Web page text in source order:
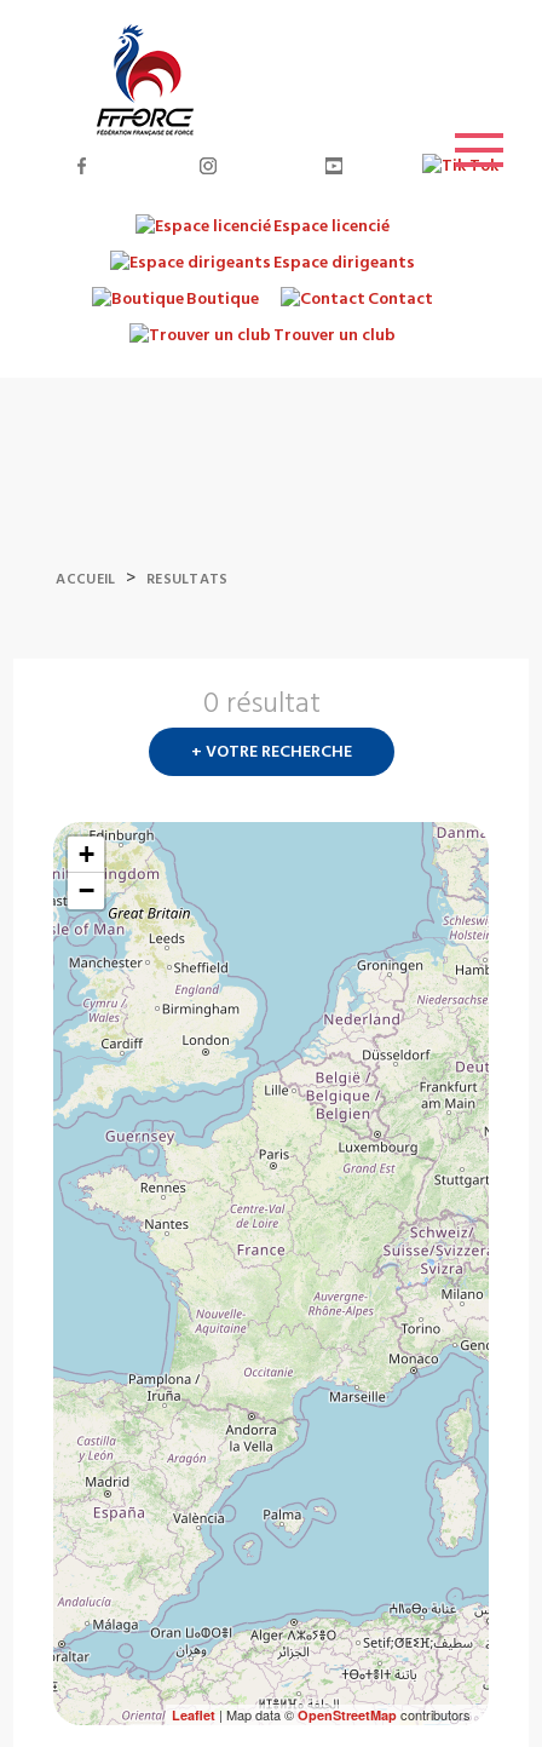
Espace licencié
Espace dirigeants
Boutique
Contact
Trouver un club
ACCUEIL > RESULTATS
0 résultat
+ VOTRE RECHERCHE
+
−
Leaflet| Map data ©OpenStreetMapcontributors